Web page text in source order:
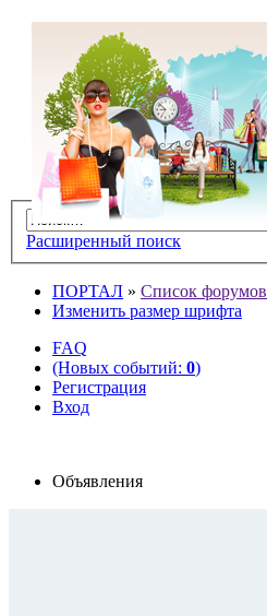
Расширенный поиск
ПОРТАЛ » Список форумов
Изменить размер шрифта
FAQ
(Новых событий: 0)
Регистрация
Вход
Объявления